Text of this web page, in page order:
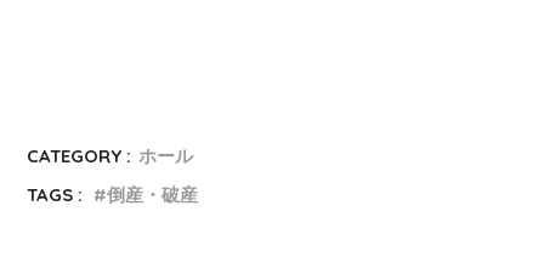
CATEGORY : ホール
TAGS :
倒産・破産